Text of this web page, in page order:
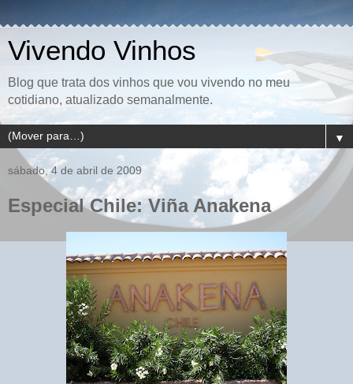
Vivendo Vinhos
Blog que trata dos vinhos que vou vivendo no meu
cotidiano, atualizado semanalmente.
▼
sábado, 4 de abril de 2009
Especial Chile: Viña Anakena